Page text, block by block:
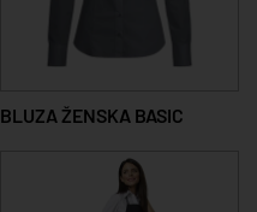
BLUZA ŽENSKA BASIC